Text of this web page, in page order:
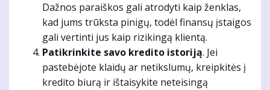
Dažnos paraiškos gali atrodyti kaip ženklas,
kad jums trūksta pinigų, todėl finansų įstaigos
gali vertinti jus kaip rizikingą klientą.
Patikrinkite savo kredito istoriją. Jei
pastebėjote klaidų ar netikslumų, kreipkitės į
kredito biurą ir ištaisykite neteisingą